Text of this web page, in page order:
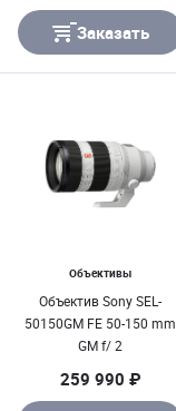
Заказать
Объективы
Объектив Sony SEL-
50150GM FE 50-150 mm
GM f/ 2
259 990 ₽